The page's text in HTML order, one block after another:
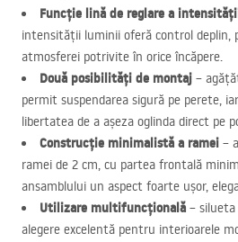
Funcție lină de reglare a
intensității luminii oferă control deplin,
atmosferei potrivite în orice încăpere.
Două posibilități de montaj –
permit suspendarea sigură pe perete,
libertatea de a așeza oglinda direct pe
Construcție minimalistă a ramei –
ramei de 2 cm, cu partea frontală
ansamblului un aspect foarte ușor,
Utilizare multifuncțională –
alegere excelentă pentru interioarele